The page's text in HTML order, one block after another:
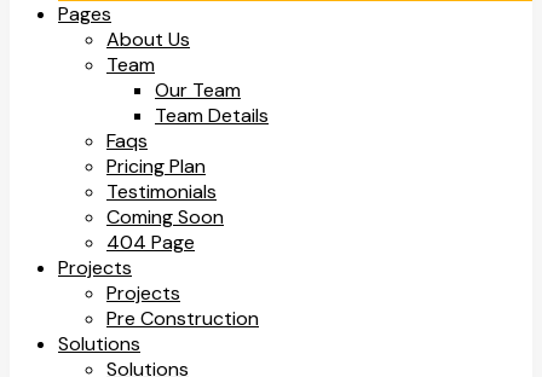
Pages
About Us
Team
Our Team
Team Details
Faqs
Pricing Plan
Testimonials
Coming Soon
404 Page
Projects
Projects
Pre Construction
Solutions
Solutions